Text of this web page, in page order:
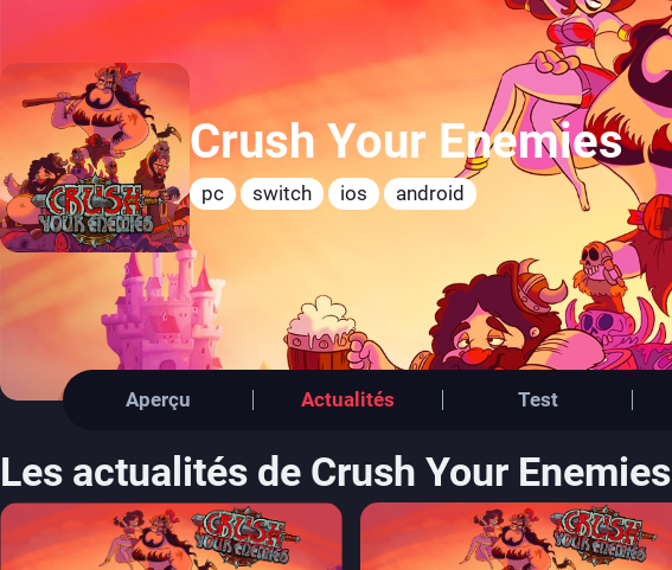
Crush Your Enemies
pc switch ios android
Aperçu Actualités Test
Les actualités de Crush Your Enemies